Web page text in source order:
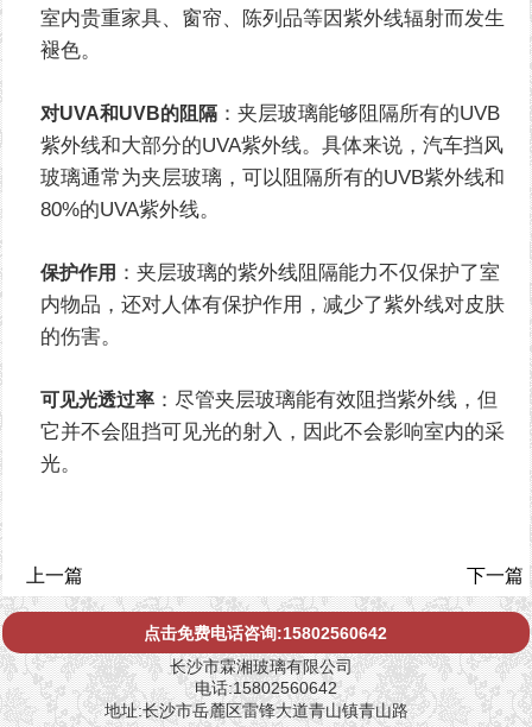
室内贵重家具、窗帘、陈列品等因紫外线辐射而发生
褪色。
对UVA和UVB的阻隔 ：夹层玻璃能够阻隔所有的UVB
紫外线和大部分的UVA紫外线。具体来说，汽车挡风
玻璃通常为夹层玻璃，可以阻隔所有的UVB紫外线和
80%的UVA紫外线。
保护作用 ：夹层玻璃的紫外线阻隔能力不仅保护了室
内物品，还对人体有保护作用，减少了紫外线对皮肤
的伤害。
可见光透过率 ：尽管夹层玻璃能有效阻挡紫外线，但
它并不会阻挡可见光的射入，因此不会影响室内的采
光。
上一篇 下一篇
点击免费电话咨询:15802560642
长沙市霖湘玻璃有限公司
电话:15802560642
地址:长沙市岳麓区雷锋大道青山镇青山路